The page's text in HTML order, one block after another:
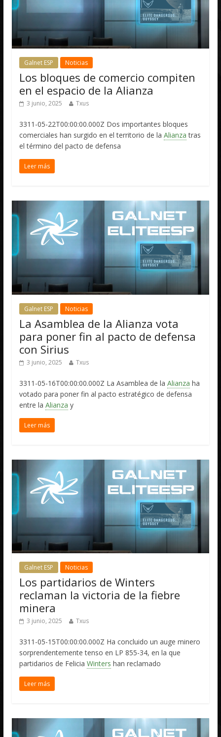
Galnet ESP Noticias
Los bloques de comercio compiten
en el espacio de la Alianza
3 junio, 2025 Txus
3311-05-22T00:00:00.000Z Dos importantes bloques
comerciales han surgido en el territorio de laAlianza tras
el término del pacto de defensa
Leer más
Galnet ESP Noticias
La Asamblea de la Alianza vota
para poner fin al pacto de defensa
con Sirius
3 junio, 2025 Txus
3311-05-16T00:00:00.000Z La Asamblea de laAlianza ha
votado para poner fin al pacto estratégico de defensa
entre laAlianza y
Leer más
Galnet ESP Noticias
Los partidarios de Winters
reclaman la victoria de la fiebre
minera
3 junio, 2025 Txus
3311-05-15T00:00:00.000Z Ha concluido un auge minero
sorprendentemente tenso en LP 855-34, en la que
partidarios de FeliciaWinters han reclamado
Leer más